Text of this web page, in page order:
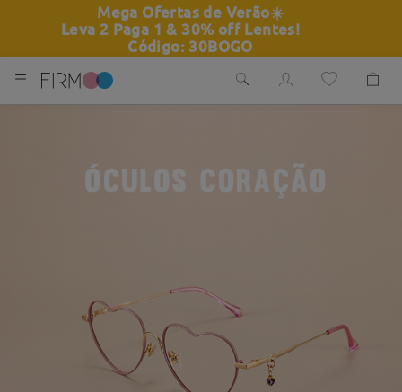
Mega Ofertas de Verão☀️
Leva 2 Paga 1 & 30% off Lentes!
Código: 30BOGO